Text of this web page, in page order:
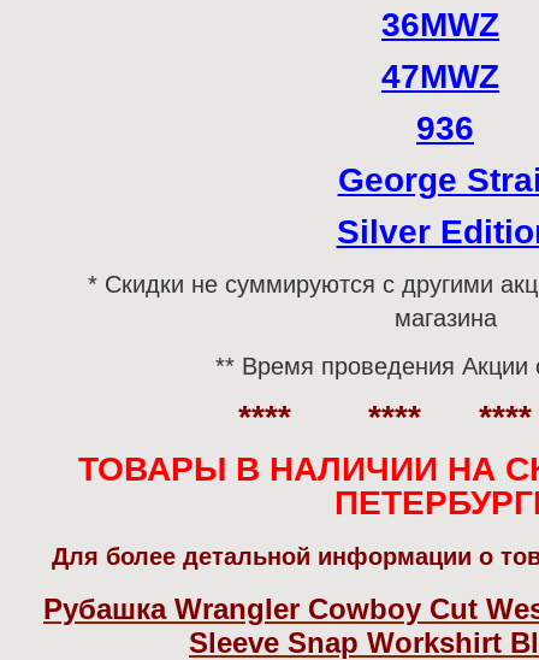
36MWZ
47MWZ
936
George
Silver
* Скидки не суммируются с другими
магазина
** Время проведения Акции
**** ****
ТОВАРЫ В НАЛИЧИИ НА
Для более детальной информации о
Рубашка Wrangler Cowboy Cut
Sleeve Snap Workshirt